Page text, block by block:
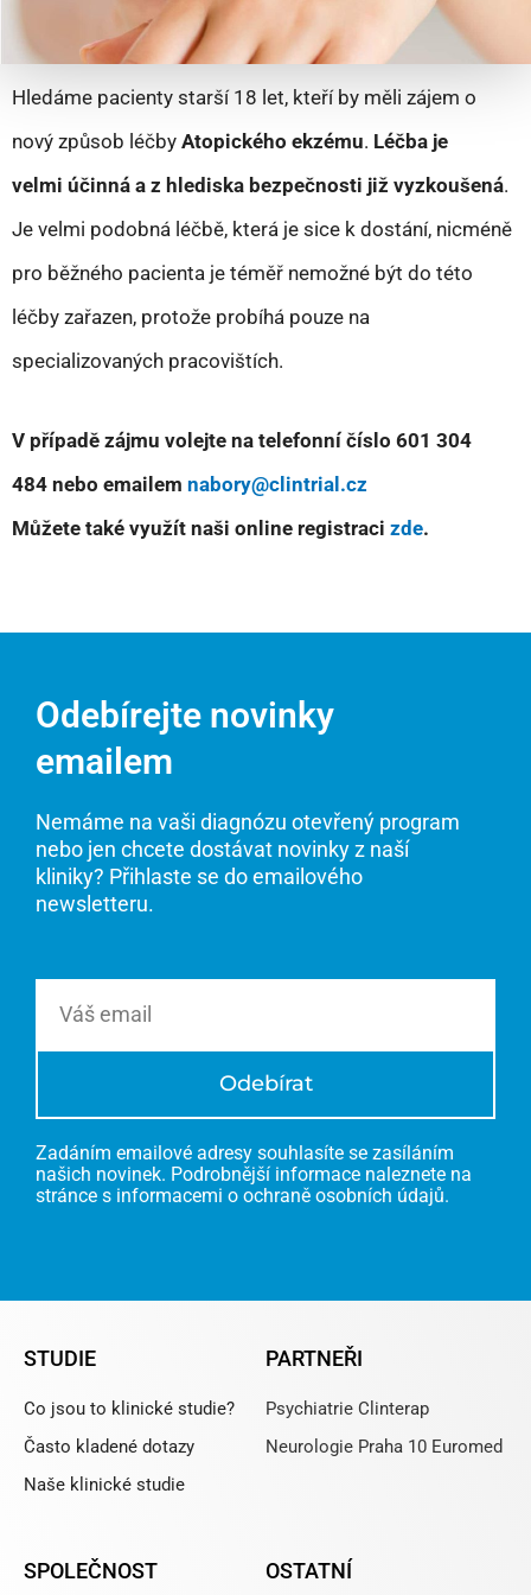
Hledáme pacienty starší 18 let, kteří by měli zájem o
nový způsob léčby Atopického ekzému. Léčba je
velmi účinná a z hlediska bezpečnosti již vyzkoušená.
Je velmi podobná léčbě, která je sice k dostání, nicméně
pro běžného pacienta je téměř nemožné být do této
léčby zařazen, protože probíhá pouze na
specializovaných pracovištích.
V případě zájmu volejte na telefonní číslo 601 304
484 nebo emailem nabory@clintrial.cz
Můžete také využít naši online registraci zde.
Odebírejte novinky
emailem
Nemáme na vaši diagnózu otevřený program
nebo jen chcete dostávat novinky z naší
kliniky? Přihlaste se do emailového
newsletteru.
Odebírat
Zadáním emailové adresy souhlasíte se zasíláním
našich novinek. Podrobnější informace naleznete na
stránce s informacemi o ochraně osobních údajů.
STUDIE
Co jsou to klinické studie?
Často kladené dotazy
Naše klinické studie
PARTNEŘI
Psychiatrie Clinterap
Neurologie Praha 10 Euromed
SPOLEČNOST OSTATNÍ